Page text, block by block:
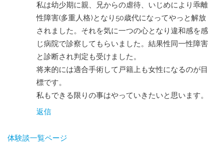
私は幼少期に親、兄からの虐待、いじめにより乖離
性障害(多重人格)となり50歳代になってやっと解放
されました。それを気に一つの心となり違和感を感
じ病院で診察してもらいました。結果性同一性障害
と診断され判定も受けました。
将来的には適合手術して戸籍上も女性になるのが目
標です。
私もできる限りの事はやっていきたいと思います。
返信
体験談一覧ページ